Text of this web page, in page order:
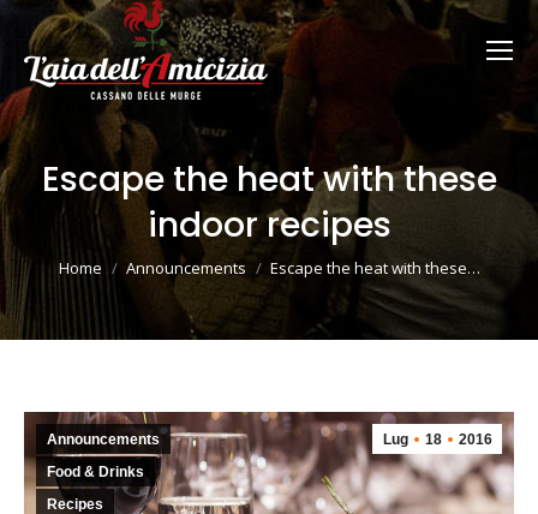
Escape the heat with these
indoor recipes
Tu sei qui:
Home Announcements Escape the heat with these…
Lug 18 2016
Announcements
Food & Drinks
Recipes